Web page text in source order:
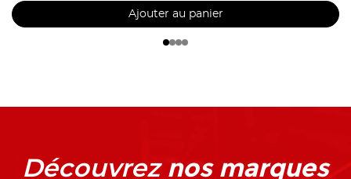
Ajouter au panier
Découvrez nos marques